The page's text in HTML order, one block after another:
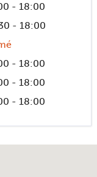
- 18:00
- 18:00
- 18:00
- 18:00
- 18:00